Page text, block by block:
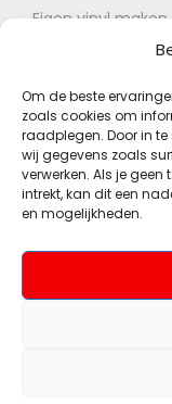
Om de beste
zoals cookies om
raadplegen. Door in
wij gegevens zoals
verwerken. Als je
intrekt, kan dit een
en mogelijkheden.
Eigen vinyl maken
Retour
Contact
Account
Mijn account
Wenslijst